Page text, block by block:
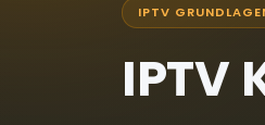
IPTV
IPTV